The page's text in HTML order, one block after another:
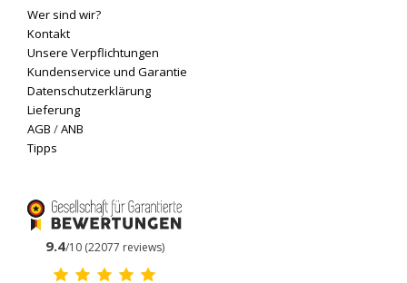
Wer sind wir?
Kontakt
Unsere Verpflichtungen
Kundenservice und Garantie
Datenschutzerklärung
Lieferung
AGB /ANB
Tipps
9.4/10 (22077 reviews)